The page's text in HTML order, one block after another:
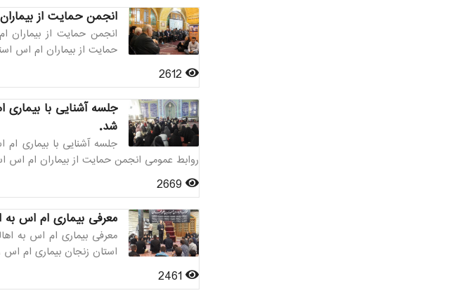
انجمن حمایت از
انجمن حمایت از بیماران
حمایت از بیماران ام اس
جلسه آشنایی با
شد.
جلسه آشنایی با بیماری
روابط عمومی انجمن حمایت از بیماران ام اس
معرفی بیماری ام اس
معرفی بیماری ام اس به
استان زنجان بیماری ام